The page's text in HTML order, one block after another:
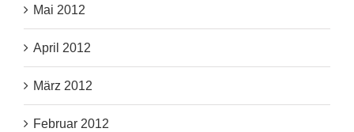
Mai 2012
April 2012
März 2012
Februar 2012